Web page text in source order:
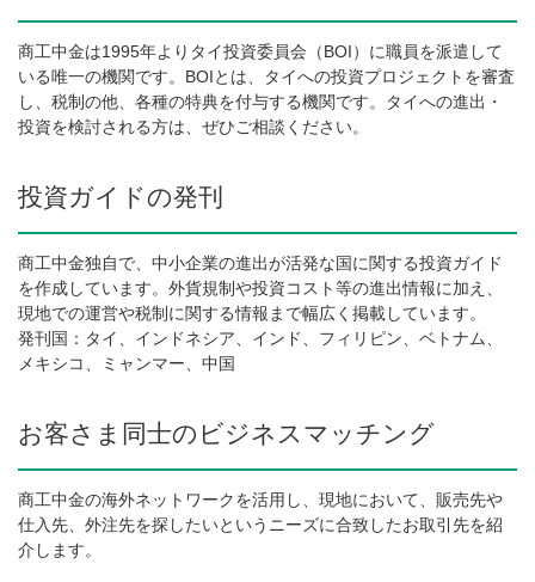
商工中金は1995年よりタイ投資委員会（BOI）に職員を派遣して
いる唯一の機関です。BOIとは、タイへの投資プロジェクトを審査
し、税制の他、各種の特典を付与する機関です。タイへの進出・
投資を検討される方は、ぜひご相談ください。
投資ガイドの発刊
商工中金独自で、中小企業の進出が活発な国に関する投資ガイド
を作成しています。外貨規制や投資コスト等の進出情報に加え、
現地での運営や税制に関する情報まで幅広く掲載しています。
発刊国：タイ、インドネシア、インド、フィリピン、ベトナム、
メキシコ、ミャンマー、中国
お客さま同士のビジネスマッチング
商工中金の海外ネットワークを活用し、現地において、販売先や
仕入先、外注先を探したいというニーズに合致したお取引先を紹
介します。